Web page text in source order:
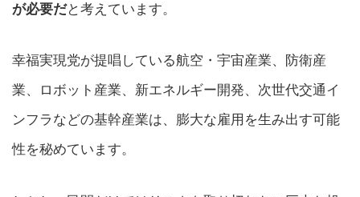
が必要だと考えています。
幸福実現党が提唱している航空・宇宙産業、防衛産
業、ロボット産業、新エネルギー開発、次世代交通イ
ンフラなどの基幹産業は、膨大な雇用を生み出す可能
性を秘めています。